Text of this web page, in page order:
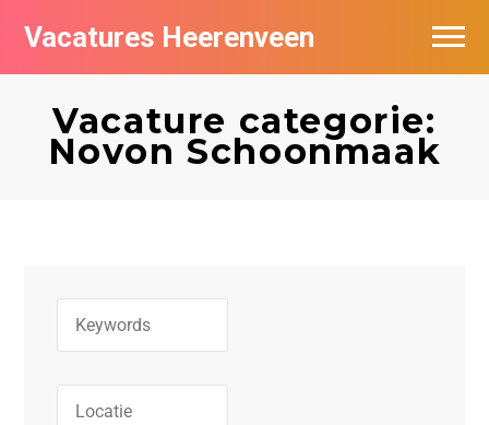
Vacatures Heerenveen
Vacature categorie:
Novon Schoonmaak
Vacatures per bedrijf
De populairste vacatures in Heerenveen